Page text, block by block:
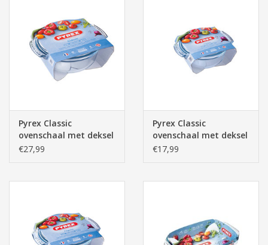
Pyrex Classic
ovenschaal met deksel
32x27x14cm 4.9lt
€27,99
Pyrex Classic
ovenschaal met deksel
25x20x11cm 2.1lt
€17,99